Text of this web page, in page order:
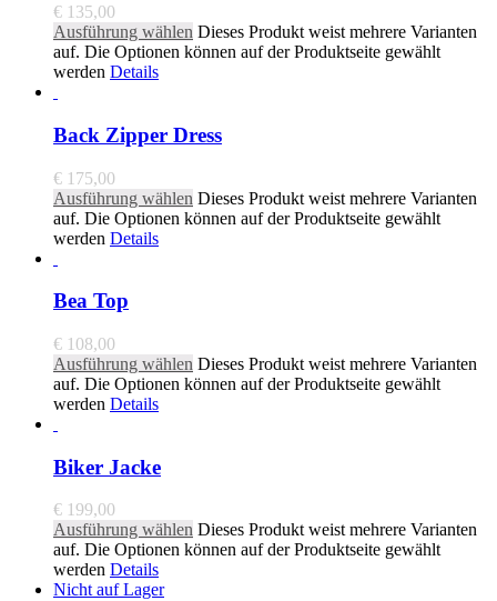
€ 135,00
Ausführung wählen Dieses Produkt weist mehrere Varianten
auf. Die Optionen können auf der Produktseite gewählt
werden Details
Back Zipper Dress
€ 175,00
Ausführung wählen Dieses Produkt weist mehrere Varianten
auf. Die Optionen können auf der Produktseite gewählt
werden Details
Bea Top
€ 108,00
Ausführung wählen Dieses Produkt weist mehrere Varianten
auf. Die Optionen können auf der Produktseite gewählt
werden Details
Biker Jacke
€ 199,00
Ausführung wählen Dieses Produkt weist mehrere Varianten
auf. Die Optionen können auf der Produktseite gewählt
werden Details
Nicht auf Lager